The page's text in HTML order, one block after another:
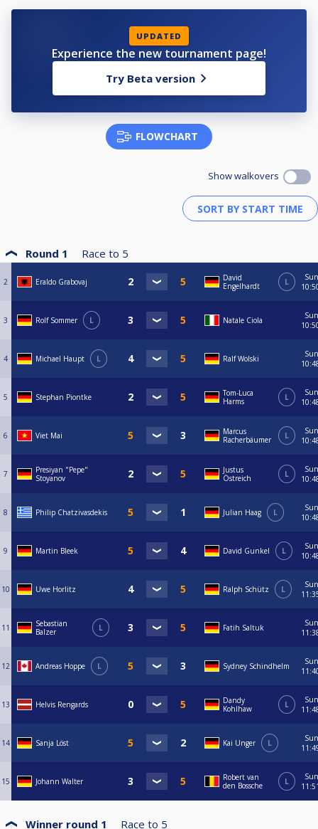
UPDATED
Experience the new tournament page!
Try Beta version
FLOWCHART
Show walkovers
Round 1 Race to 5
2 Eraldo Grabovaj
David
Engelhardt
L
Sun
3 Rolf Sommer L Natale Ciola
Sun
4 Michael Haupt L Ralf Wolski
Sun
5 Stephan Piontke
Tom-Luca
Harms
L
Sun
6 Viet Mai
Marcus
Racherbäumer
L
Sun
7
Presiyan "Pepe"
Stoyanov
Justus
Östreich
L
Sun
8 Philip Chatzivasdekis Julian Haag L
Sun
9 Martin Bleek David Gunkel L
Sun
10 Uwe Horlitz Ralph Schütz L
Sun
11
Sebastian
Balzer
L Fatih Saltuk
Sun
12 Andreas Hoppe L Sydney Schindhelm
Sun
13 Helvis Rengards
Dandy
Kohlhaw
L
Sun
14 Sanja Löst Kai Unger L
Sun
15 Johann Walter
Robert van
den Bossche
L
Sun
Winner round 1 Race to 5